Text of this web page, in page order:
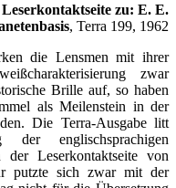
zu: E. E.
, Terra 199, 1962
die Lensmen mit ihrer
zwar
Brille auf, so haben
als Meilenstein in der
Die Terra-Ausgabe litt
englischsprachigen
Leserkontaktseite von
putzte sich zwar mit der